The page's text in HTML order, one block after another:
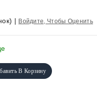
| Войдите, Чтобы Оценить
В Корзину